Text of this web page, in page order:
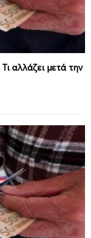
αλλάζει μετά την